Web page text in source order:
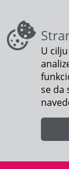
U
se da